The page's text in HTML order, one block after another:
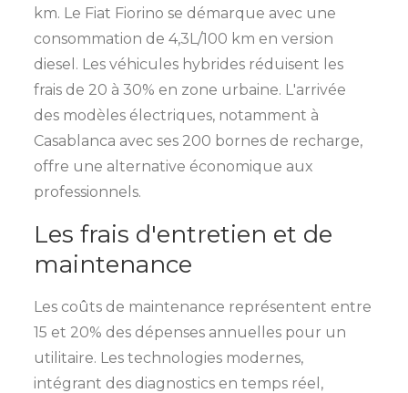
km. Le Fiat Fiorino se démarque avec une
consommation de 4,3L/100 km en version
diesel. Les véhicules hybrides réduisent les
frais de 20 à 30% en zone urbaine. L'arrivée
des modèles électriques, notamment à
Casablanca avec ses 200 bornes de recharge,
offre une alternative économique aux
professionnels.
Les frais d'entretien et de
maintenance
Les coûts de maintenance représentent entre
15 et 20% des dépenses annuelles pour un
utilitaire. Les technologies modernes,
intégrant des diagnostics en temps réel,